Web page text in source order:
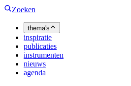
Zoeken
thema's
inspiratie
publicaties
instrumenten
nieuws
agenda